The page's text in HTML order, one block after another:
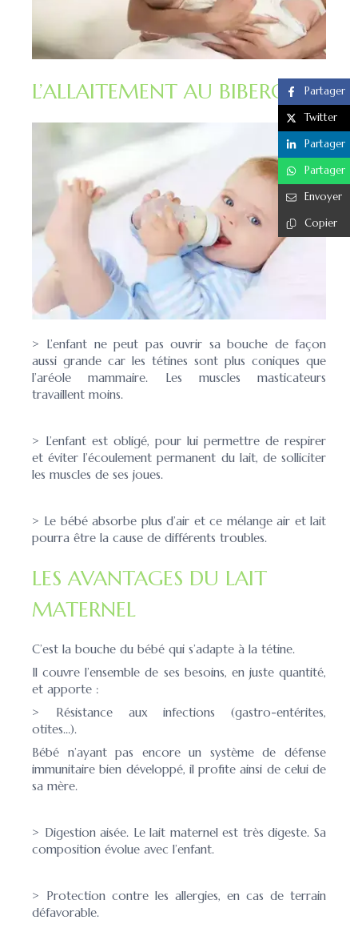
L’ALLAITEMENT AU BIBERON
> L’enfant ne peut pas ouvrir sa bouche de façon
aussi grande car les tétines sont plus coniques que
l’aréole mammaire. Les muscles masticateurs
travaillent moins.
> L’enfant est obligé, pour lui permettre de respirer
et éviter l’écoulement permanent du lait, de solliciter
les muscles de ses joues.
> Le bébé absorbe plus d’air et ce mélange air et lait
pourra être la cause de différents troubles.
LES AVANTAGES DU LAIT
MATERNEL
C’est la bouche du bébé qui s’adapte à la tétine.
Il couvre l’ensemble de ses besoins, en juste quantité,
et apporte :
> Résistance aux infections (gastro-entérites,
otites…).
Bébé n’ayant pas encore un système de défense
immunitaire bien développé, il profite ainsi de celui de
sa mère.
> Digestion aisée. Le lait maternel est très digeste. Sa
composition évolue avec l’enfant.
> Protection contre les allergies, en cas de terrain
défavorable.
Partager
Twitter
Partager
Partager
Envoyer
Copier